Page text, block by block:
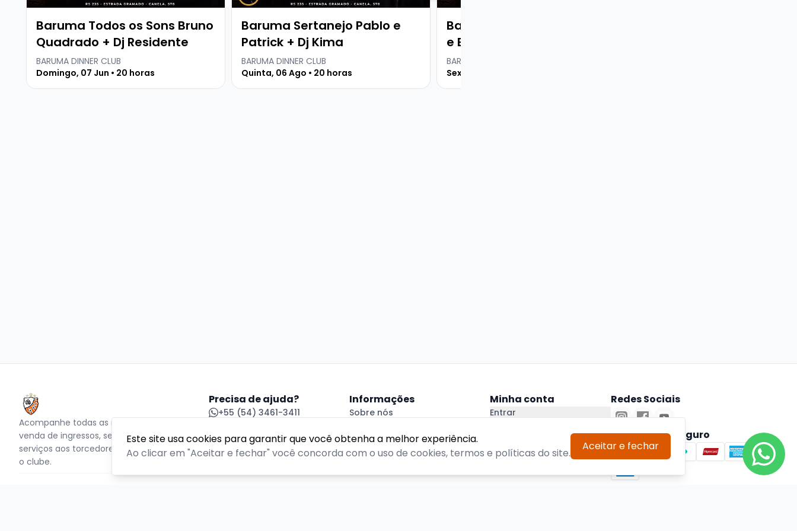
Este site usa cookies para garantir que você obtenha a melhor experiência.
Ao clicar em "Aceitar e fechar" você concorda com o uso de cookies, termos e políticas do site.
Aceitar e fechar
Baruma Todos os Sons Bruno
Quadrado + Dj Residente
BARUMA DINNER CLUB
Domingo, 07 Jun • 20 horas
Baruma Sertanejo Pablo e
Patrick + Dj Kima
BARUMA DINNER CLUB
Quinta, 06 Ago • 20 horas
Baruma Sertanejo Anderson
e Everton + Dj Martins
BARUMA DINNER CLUB
Sexta, 07 Ago • 20 horas
Acompanhe todas as notícias sobre o time,
venda de ingressos, serviços aos sócios,
serviços aos torcedores e informações sobre
o clube.
Precisa de ajuda?
+55 (54) 3461-3411
Central de Ajuda
Informações
Sobre nós
Termos de Uso
Minha conta
Entrar
Redes Sociais
Pagamento Seguro